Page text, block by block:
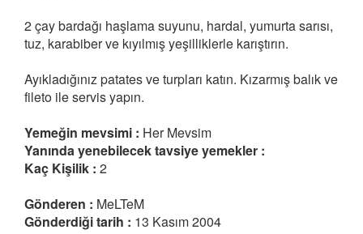
2 çay bardağı haşlama suyunu, hardal, yumurta sarısı,
tuz, karabiber ve kıyılmış yeşilliklerle karıştırın.
Ayıkladığınız patates ve turpları katın. Kızarmış balık ve
fileto ile servis yapın.
Yemeğin mevsimi : Her Mevsim
Yanında yenebilecek tavsiye yemekler :
Kaç Kişilik : 2
Gönderen : MeLTeM
Gönderdiği tarih : 13 Kasım 2004